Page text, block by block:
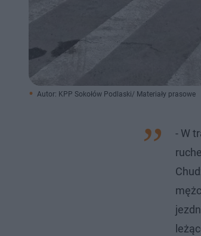
Autor: KPP Sokołów Podlaski/ Materiały prasowe
- W